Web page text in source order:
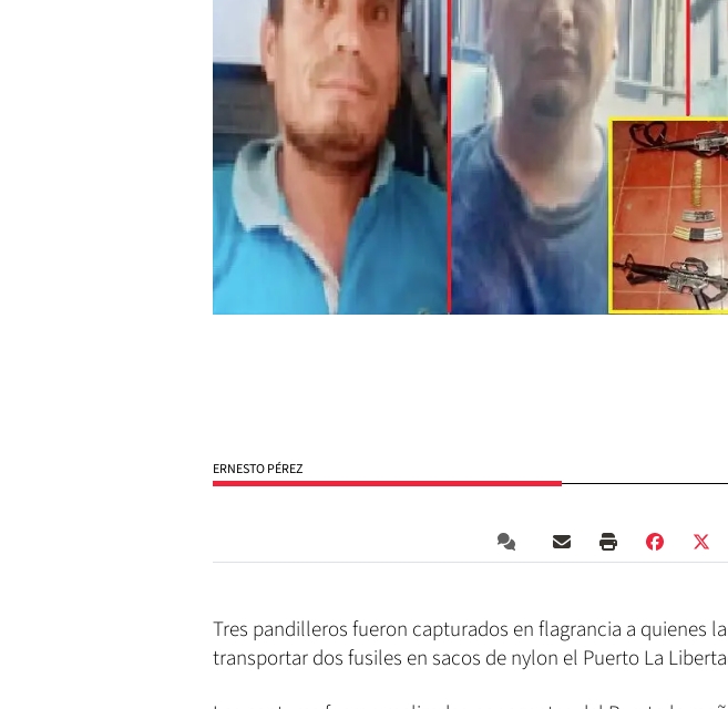
ERNESTO PÉREZ
Tres pandilleros fueron capturados en flagrancia a quienes
transportar dos fusiles en sacos de nylon el Puerto La